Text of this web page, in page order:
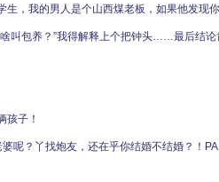
生，我的男人是个山西煤老板，如果他发
叫包养？”我得解释上个把钟头……最后结
孩子！
呢？丫找炮友，还在乎你结婚不结婚？！